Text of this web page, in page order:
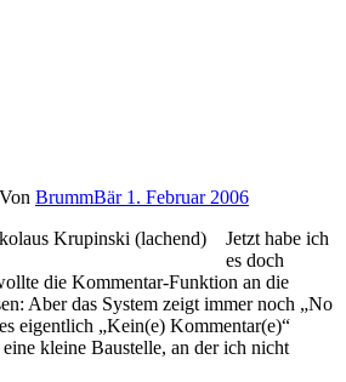
Von BrummBär 1. Februar 2006
Jetzt habe ich
es doch
die Kommentar-Funktion an die
Aber das System zeigt immer noch „No
eigentlich „Kein(e) Kommentar(e)“
kleine Baustelle, an der ich nicht